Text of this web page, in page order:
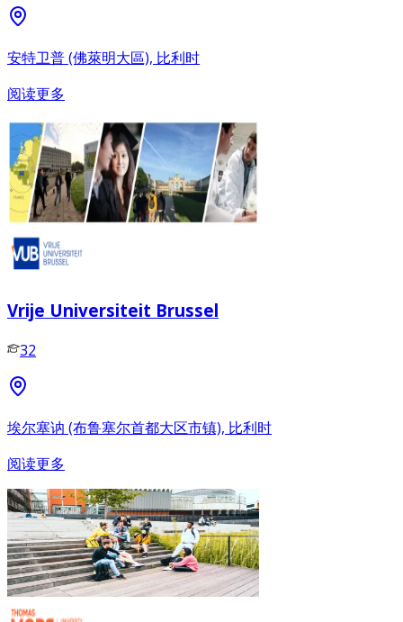
安特卫普 (佛萊明大區), 比利时
阅读更多
Vrije Universiteit Brussel
32
埃尔塞讷 (布鲁塞尔首都大区市镇), 比利时
阅读更多